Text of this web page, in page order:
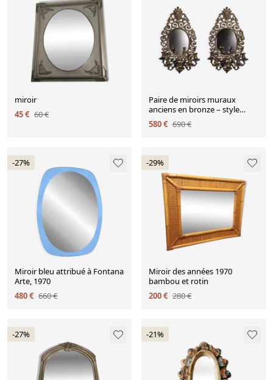
miroir
45 € 60 €
Paire de miroirs muraux
anciens en bronze – style
baroque, avec bougeoirs
intégrés
580 € 690 €
-27%
Miroir bleu attribué à Fontana
Arte, 1970
480 € 660 €
-29%
Miroir des années 1970
bambou et rotin
200 € 280 €
-27% -21%